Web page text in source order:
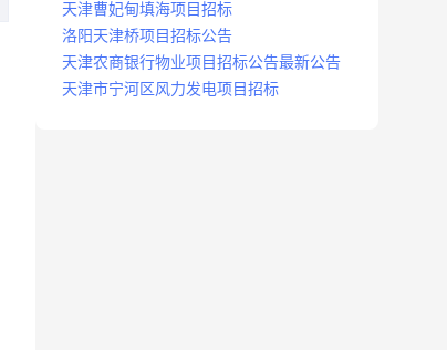
天津曹妃甸填海项目招标
洛阳天津桥项目招标公告
天津农商银行物业项目招标公告最新公告
天津市宁河区风力发电项目招标